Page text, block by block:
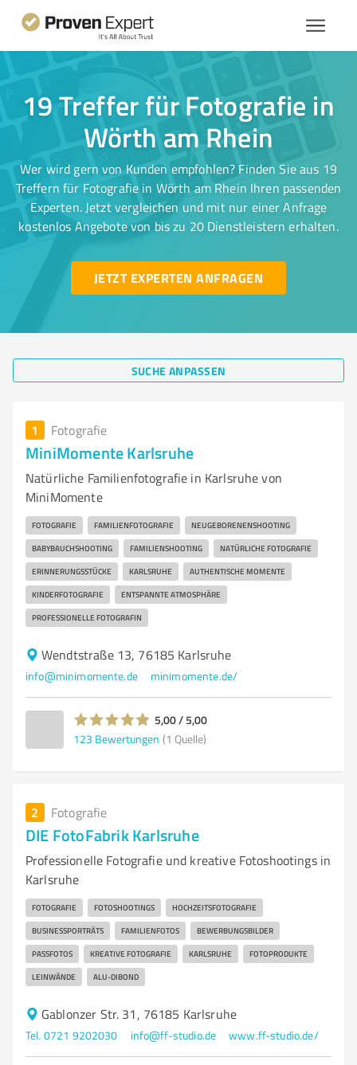
19 Treffer für Fotografie in
Wörth am Rhein
Wer wird gern von Kunden empfohlen? Finden Sie aus 19
Treffern für Fotografie in Wörth am Rhein Ihren passenden
Experten. Jetzt vergleichen und mit nur einer Anfrage
kostenlos Angebote von bis zu 20 Dienstleistern erhalten.
JETZT EXPERTEN ANFRAGEN
SUCHE ANPASSEN
1 Fotografie
MiniMomente Karlsruhe
Natürliche Familienfotografie in Karlsruhe von
MiniMomente
FOTOGRAFIE FAMILIENFOTOGRAFIE NEUGEBORENENSHOOTING
BABYBAUCHSHOOTING FAMILIENSHOOTING NATÜRLICHE FOTOGRAFIE
ERINNERUNGSSTÜCKE KARLSRUHE AUTHENTISCHE MOMENTE
KINDERFOTOGRAFIE ENTSPANNTE ATMOSPHÄRE
PROFESSIONELLE FOTOGRAFIN
Wendtstraße 13, 76185 Karlsruhe
info@minimomente.de minimomente.de/
5,00 / 5,00
123 Bewertungen (1 Quelle)
2 Fotografie
DIE FotoFabrik Karlsruhe
Professionelle Fotografie und kreative Fotoshootings in
Karlsruhe
FOTOGRAFIE FOTOSHOOTINGS HOCHZEITSFOTOGRAFIE
BUSINESSPORTRÄTS FAMILIENFOTOS BEWERBUNGSBILDER
PASSFOTOS KREATIVE FOTOGRAFIE KARLSRUHE FOTOPRODUKTE
LEINWÄNDE ALU-DIBOND
Gablonzer Str. 31, 76185 Karlsruhe
Tel. 0721 9202030 info@ff-studio.de www.ff-studio.de/